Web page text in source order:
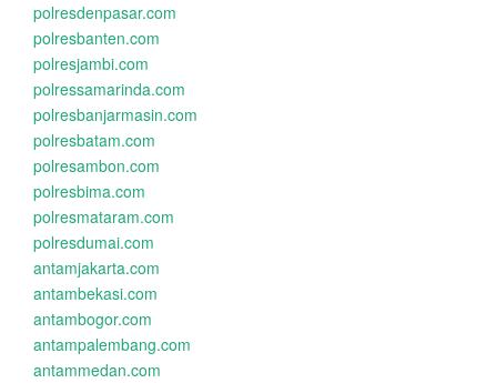
polresdenpasar.com
polresbanten.com
polresjambi.com
polressamarinda.com
polresbanjarmasin.com
polresbatam.com
polresambon.com
polresbima.com
polresmataram.com
polresdumai.com
antamjakarta.com
antambekasi.com
antambogor.com
antampalembang.com
antammedan.com